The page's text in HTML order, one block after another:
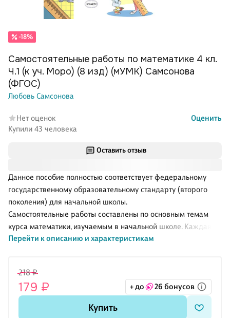
Оставить отзыв
Данное пособие полностью соответствует федеральному
государственному образовательному стандарту (второго
поколения) для начальной школы.
Самостоятельные работы составлены по основным темам
курса математики, изучаемым в начальной школе. Каждая
работа предусматривает два варианта. Особое внимание
знаний учащихся по основным темам курса. Оно также
может использоваться и для работы с детьми в домашних
условиях.
Пособие является необходимым дополнением к учебнику М.
Перейти к описанию и характеристикам
-18%
Самостоятельные работы по математике 4 кл.
Ч.1 (к уч. Моро) (8 изд) (мУМК) Самсонова
(ФГОС)
Любовь Самсонова
Нет оценок
Оценить
Купили 43 человека
218 ₽
179 ₽ + до 26 бонусов
Купить